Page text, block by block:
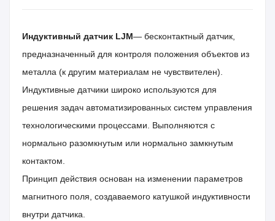
Индуктивный датчик LJM— бесконтактный датчик,
предназначенный для контроля положения объектов из
металла (к другим материалам не чувствителен).
Индуктивные датчики широко используются для
решения задач автоматизированных систем управления
технологическими процессами. Выполняются с
нормально разомкнутым или нормально замкнутым
контактом.
Принцип действия основан на изменении параметров
магнитного поля, создаваемого катушкой индуктивности
внутри датчика.